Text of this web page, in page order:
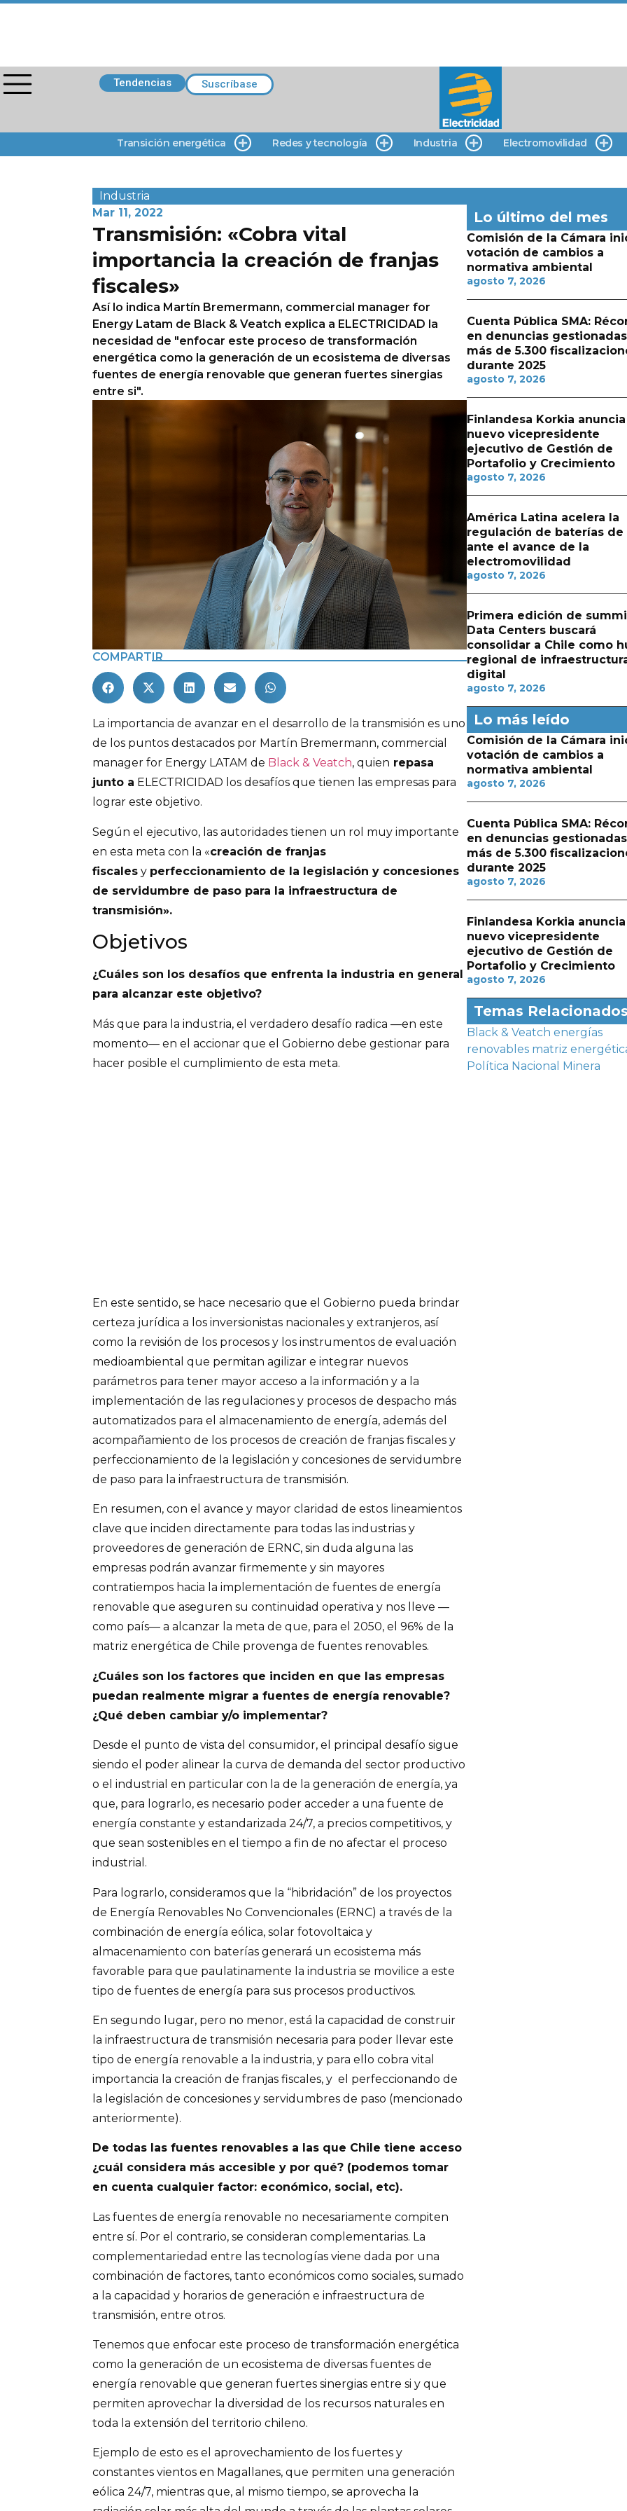
Tendencias Suscríbase
Transición energética Redes y tecnología Industria Electromovilidad
Industria
Mar 11, 2022
Transmisión: «Cobra vital
importancia la creación de franjas
fiscales»
Así lo indica Martín Bremermann, commercial manager for
Energy Latam de Black & Veatch explica a ELECTRICIDAD la
necesidad de "enfocar este proceso de transformación
energética como la generación de un ecosistema de diversas
fuentes de energía renovable que generan fuertes sinergias
entre si".
COMPARTIR
La importancia de avanzar en el desarrollo de la transmisión es uno
de los puntos destacados por Martín Bremermann, commercial
manager for Energy LATAM de Black & Veatch, quien repasa
junto a ELECTRICIDAD los desafíos que tienen las empresas para
lograr este objetivo.
Según el ejecutivo, las autoridades tienen un rol muy importante
en esta meta con la «creación de franjas
fiscales y perfeccionamiento de la legislación y concesiones
de servidumbre de paso para la infraestructura de
transmisión».
Objetivos
¿Cuáles son los desafíos que enfrenta la industria en general
para alcanzar este objetivo?
Más que para la industria, el verdadero desafío radica —en este
momento— en el accionar que el Gobierno debe gestionar para
hacer posible el cumplimiento de esta meta.
En este sentido, se hace necesario que el Gobierno pueda brindar
certeza jurídica a los inversionistas nacionales y extranjeros, así
como la revisión de los procesos y los instrumentos de evaluación
medioambiental que permitan agilizar e integrar nuevos
parámetros para tener mayor acceso a la información y a la
implementación de las regulaciones y procesos de despacho más
automatizados para el almacenamiento de energía, además del
acompañamiento de los procesos de creación de franjas fiscales y
perfeccionamiento de la legislación y concesiones de servidumbre
de paso para la infraestructura de transmisión.
En resumen, con el avance y mayor claridad de estos lineamientos
clave que inciden directamente para todas las industrias y
proveedores de generación de ERNC, sin duda alguna las
empresas podrán avanzar firmemente y sin mayores
contratiempos hacia la implementación de fuentes de energía
renovable que aseguren su continuidad operativa y nos lleve —
como país— a alcanzar la meta de que, para el 2050, el 96% de la
matriz energética de Chile provenga de fuentes renovables.
¿Cuáles son los factores que inciden en que las empresas
puedan realmente migrar a fuentes de energía renovable?
¿Qué deben cambiar y/o implementar?
Desde el punto de vista del consumidor, el principal desafío sigue
siendo el poder alinear la curva de demanda del sector productivo
o el industrial en particular con la de la generación de energía, ya
que, para lograrlo, es necesario poder acceder a una fuente de
energía constante y estandarizada 24/7, a precios competitivos, y
que sean sostenibles en el tiempo a fin de no afectar el proceso
industrial.
Para lograrlo, consideramos que la “hibridación” de los proyectos
de Energía Renovables No Convencionales (ERNC) a través de la
combinación de energía eólica, solar fotovoltaica y
almacenamiento con baterías generará un ecosistema más
favorable para que paulatinamente la industria se movilice a este
tipo de fuentes de energía para sus procesos productivos.
En segundo lugar, pero no menor, está la capacidad de construir
la infraestructura de transmisión necesaria para poder llevar este
tipo de energía renovable a la industria, y para ello cobra vital
importancia la creación de franjas fiscales, y el perfeccionando de
la legislación de concesiones y servidumbres de paso (mencionado
anteriormente).
De todas las fuentes renovables a las que Chile tiene acceso
¿cuál considera más accesible y por qué? (podemos tomar
en cuenta cualquier factor: económico, social, etc).
Las fuentes de energía renovable no necesariamente compiten
entre sí. Por el contrario, se consideran complementarias. La
complementariedad entre las tecnologías viene dada por una
combinación de factores, tanto económicos como sociales, sumado
a la capacidad y horarios de generación e infraestructura de
transmisión, entre otros.
Tenemos que enfocar este proceso de transformación energética
como la generación de un ecosistema de diversas fuentes de
energía renovable que generan fuertes sinergias entre si y que
permiten aprovechar la diversidad de los recursos naturales en
toda la extensión del territorio chileno.
Ejemplo de esto es el aprovechamiento de los fuertes y
constantes vientos en Magallanes, que permiten una generación
eólica 24/7, mientras que, al mismo tiempo, se aprovecha la
Lo último del mes
Comisión de la Cámara
votación de cambios a
normativa ambiental
agosto 7, 2026
Cuenta Pública SMA:
en denuncias
más de 5.300
durante 2025
agosto 7, 2026
Finlandesa Korkia anuncia
nuevo vicepresidente
ejecutivo de Gestión de
Portafolio y Crecimiento
agosto 7, 2026
América Latina acelera la
regulación de baterías
ante el avance de la
electromovilidad
agosto 7, 2026
Primera edición de
Data Centers buscará
consolidar a Chile como
regional de
digital
agosto 7, 2026
Lo más leído
Comisión de la Cámara
votación de cambios a
normativa ambiental
agosto 7, 2026
Cuenta Pública SMA:
en denuncias
más de 5.300
durante 2025
agosto 7, 2026
Finlandesa Korkia anuncia
nuevo vicepresidente
ejecutivo de Gestión de
Portafolio y Crecimiento
agosto 7, 2026
Temas
Black & Veatch energías
renovables matriz
Política Nacional Minera